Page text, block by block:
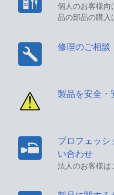
個人のお客様向
品の部品の購入
修理のご相談
製品を安全・
プロフェッ
い合わせ
法人のお客様は